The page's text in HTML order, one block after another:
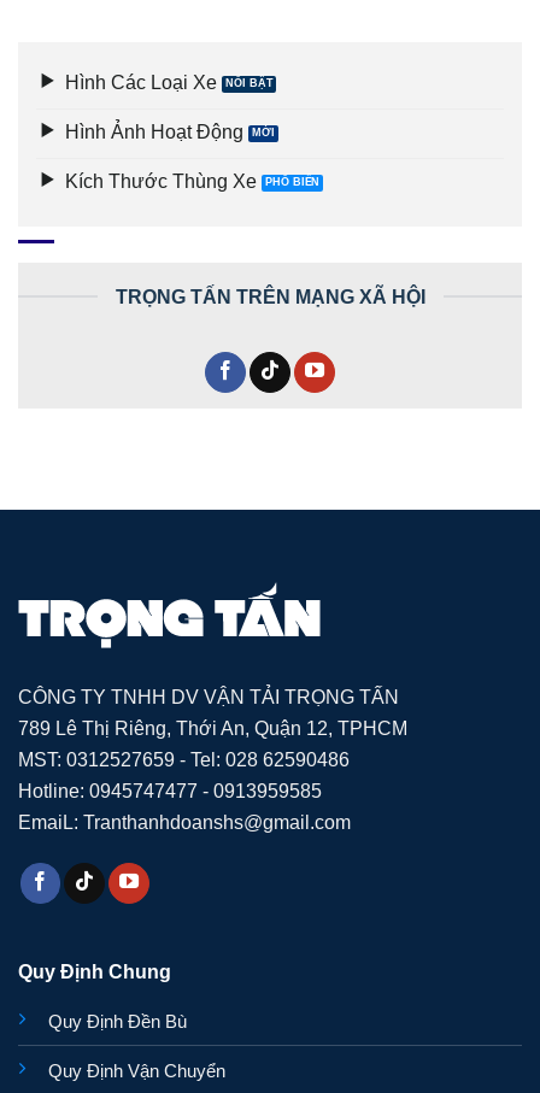
Hình Các Loại Xe
Hình Ảnh Hoạt Động
Kích Thước Thùng Xe
TRỌNG TẤN TRÊN MẠNG XÃ HỘI
CÔNG TY TNHH DV VẬN TẢI TRỌNG TẤN
789 Lê Thị Riêng, Thới An, Quận 12, TPHCM
MST: 0312527659 - Tel: 028 62590486
Hotline: 0945747477 - 0913959585
EmaiL: Tranthanhdoanshs@gmail.com
Quy Định Chung
Quy Định Đền Bù
Quy Định Vận Chuyển